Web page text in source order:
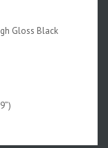
Gloss Black